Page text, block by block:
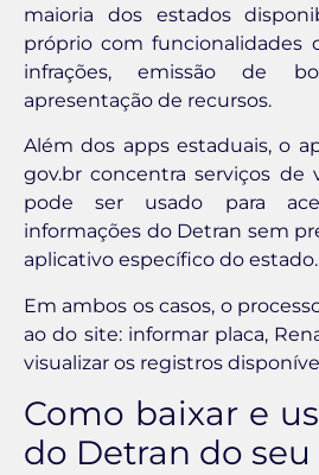
maioria dos estados
próprio com funcionalidades
infrações, emissão de
apresentação de recursos.
Além dos apps estaduais, o
gov.br concentra serviços de
pode ser usado para
informações do Detran sem
aplicativo específico do estado.
Em ambos os casos, o
ao do site: informar placa,
visualizar os registros
Como baixar e
do Detran do seu